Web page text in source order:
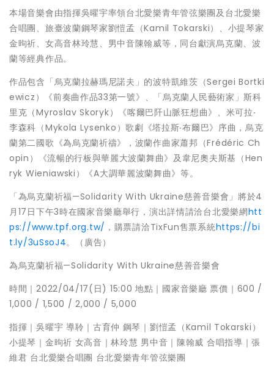
本場音樂會由指揮吳曜宇率領台北愛樂青年管弦樂團及台北愛樂
合唱團、旅臺波蘭鋼琴家劉愷孟（Kamil Tokarski）、小提琴家
金昫祈、女高音林玲慧、男中音陳翰威等，同台獻演烏克蘭、波
蘭等經典作品。
作品包含「烏克蘭拉赫瑪尼諾夫」的波特凱維茨（Sergei Bortki
ewicz）《前奏曲作品33第一號》、「烏克蘭人民藝術家」斯科
里克（Myroslav Skoryk）《喀爾巴阡山脈狂想曲》、米可拉‧
李森科（Mykola Lysenko）歌劇《塔拉斯‧布爾巴》序曲，烏克
蘭第二國歌《為烏克蘭祈禱》，波蘭作曲家蕭邦（Frédéric Ch
opin）《流暢的行板與華麗大波蘭舞曲》及韋尼奧夫斯基（Hen
ryk Wieniawski）《A大調華麗波蘭舞曲》等。
「為烏克蘭祈福—Solidarity With Ukraine慈善音樂會」將於4
月17日下午3時在國家音樂廳舉行，演出詳情請洽台北愛樂網htt
ps://www.tpf.org.tw/ ，購票請洽TixFun售票系統https://bi
t.ly/3uSsoJ4。（廣告）
為烏克蘭祈福—Solidarity With Ukraine慈善音樂會
時間｜2022/04/17(日) 15:00 地點｜國家音樂廳 票價｜600 /
1,000 / 1,500 / 2,000 / 5,000
指揮｜吳曜宇 導聆｜古育仲 鋼琴｜劉愷孟（Kamil Tokarski）
小提琴｜金昫祈 女高音｜林玲慧 男中音｜陳翰威 合唱指導｜張
維君 台北愛樂合唱團 台北愛樂青年管弦樂團